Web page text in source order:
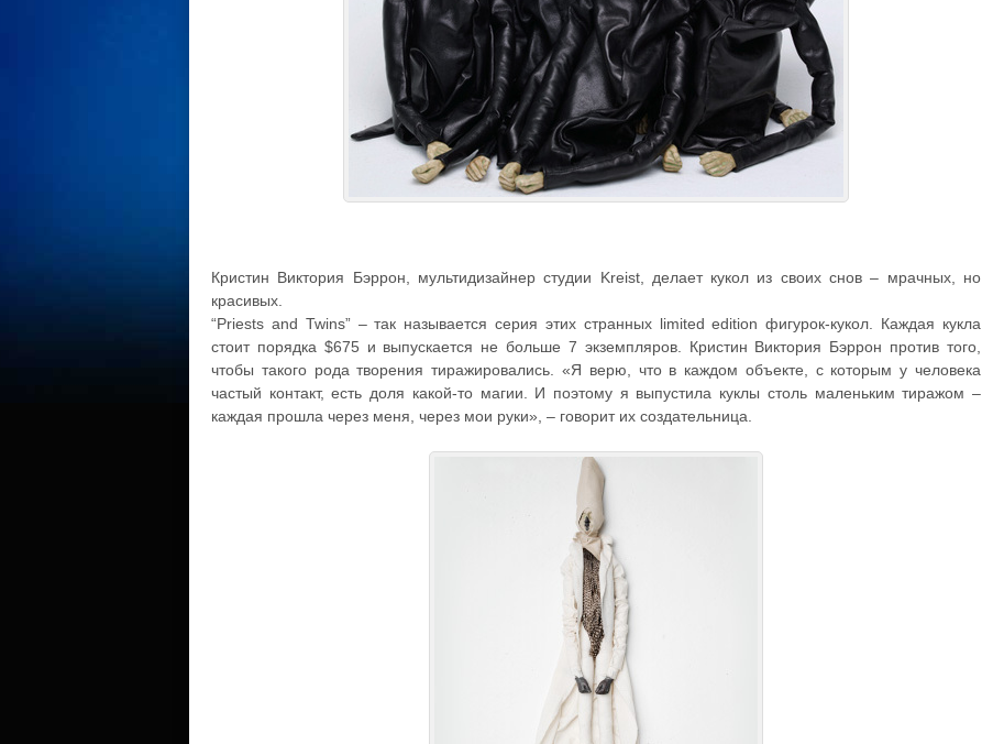
Кристин Виктория Бэррон, мультидизайнер студии Kreist, делает кукол из своих снов – мрачных, но
красивых.
“Priests and Twins” – так называется серия этих странных limited edition фигурок-кукол. Каждая кукла
стоит порядка $675 и выпускается не больше 7 экземпляров. Кристин Виктория Бэррон против того,
чтобы такого рода творения тиражировались. «Я верю, что в каждом объекте, с которым у человека
частый контакт, есть доля какой-то магии. И поэтому я выпустила куклы столь маленьким тиражом –
каждая прошла через меня, через мои руки», – говорит их создательница.